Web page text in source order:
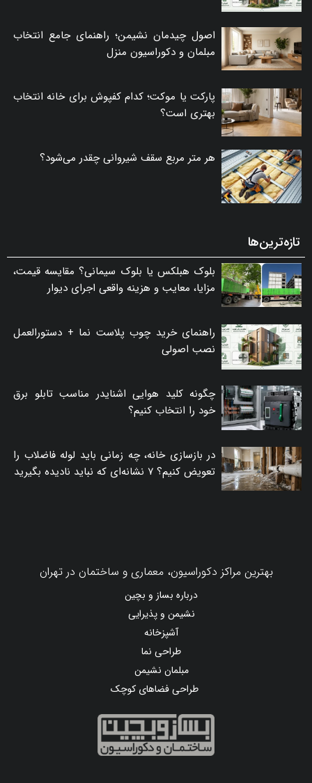
اصول چیدمان نشیمن؛ راهنمای جامع انتخاب
مبلمان و دکوراسیون منزل
پارکت یا موکت؛ کدام کفپوش برای خانه انتخاب
بهتری است؟
هر متر مربع سقف شیروانی چقدر می‌شود؟
تازه‌ترین‌ها
بلوک هبلکس یا بلوک سیمانی؟ مقایسه قیمت،
مزایا، معایب و هزینه واقعی اجرای دیوار
راهنمای خرید چوب پلاست نما + دستورالعمل
نصب اصولی
چگونه کلید هوایی اشنایدر مناسب تابلو برق
خود را انتخاب کنیم؟
در بازسازی خانه، چه زمانی باید لوله فاضلاب را
تعویض کنیم؟ ۷ نشانه‌ای که نباید نادیده بگیرید
بهترین مراکز دکوراسیون، معماری و ساختمان در تهران
درباره بساز و بچین
نشیمن و پذیرایی
آشپزخانه
طراحی نما
مبلمان نشیمن
طراحی فضاهای کوچک